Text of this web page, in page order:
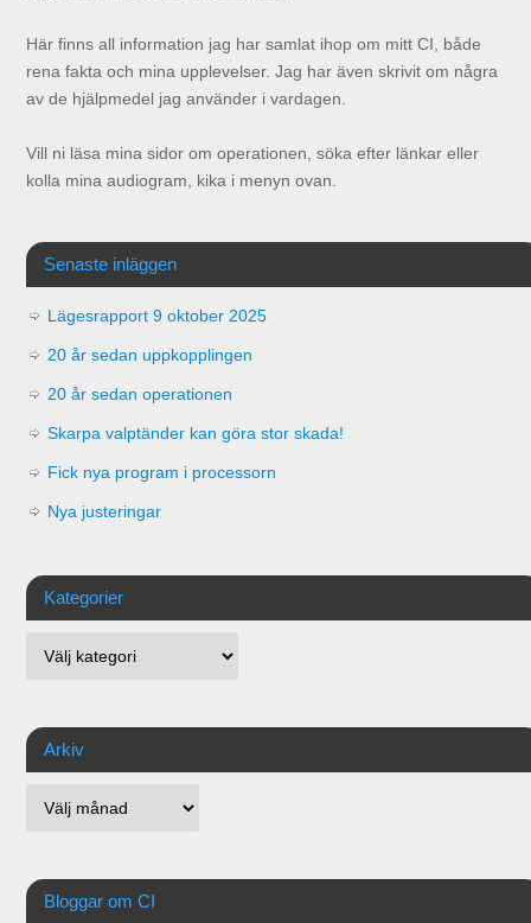
Här finns all information jag har samlat ihop om mitt CI, både
rena fakta och mina upplevelser. Jag har även skrivit om några
av de hjälpmedel jag använder i vardagen.
Vill ni läsa mina sidor om operationen, söka efter länkar eller
kolla mina audiogram, kika i menyn ovan.
Senaste inläggen
Lägesrapport 9 oktober 2025
20 år sedan uppkopplingen
20 år sedan operationen
Skarpa valptänder kan göra stor skada!
Fick nya program i processorn
Nya justeringar
Kategorier
Arkiv
Bloggar om CI